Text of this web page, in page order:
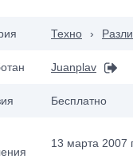
Техно ›
Juanplav
Бесплатно
13 марта 2007